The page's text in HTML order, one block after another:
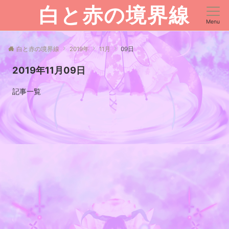
白と赤の境界線 Menu
白と赤の境界線 2019年 11月 09日
2019年11月09日
記事一覧